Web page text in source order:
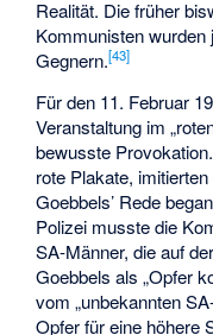
Realität. Die früher
Kommunisten
Gegnern.[43]
Für den 11. Februar
Veranstaltung im
bewusste
rote Plakate,
Goebbels’ Rede
Polizei musste die
SA-Männer, die auf
Goebbels als „Opfer
vom „unbekannten
Opfer für eine höhere